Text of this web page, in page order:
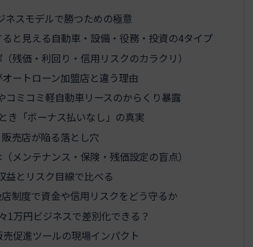
ネスモデルで勝つための極意
と見える自動車・設備・役務・投資の4タイプ
残価・利回り・信用リスクのカラクリ）
ートローン加盟店と違う理由
ミコミ軽自動車リースのからくり暴露
き「ボーナス払いなし」の真実
売店が陥る落とし穴
メンテナンス・保険・残価設定の盲点）
益とリスク目線で比べる
制度で資金や信用リスクをどう守るか
1万円ビジネスで差別化できる？
促進ツールの現場インパクト